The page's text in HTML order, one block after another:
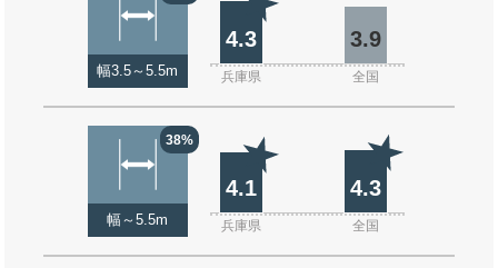
幅3.5～5.5m
4.3 3.9
兵庫県 全国
38%
幅～5.5m
4.1 4.3
兵庫県 全国